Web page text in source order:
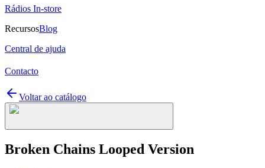
Rádios In-store
RecursosBlog
Central de ajuda
Contacto
Voltar ao catálogo
Broken Chains Looped Version